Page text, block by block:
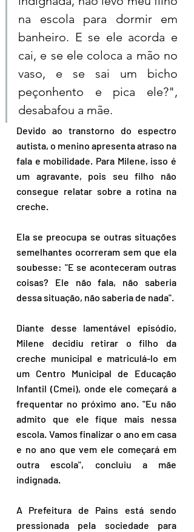
na escola para dormir em
banheiro. E se ele acorda e
cai, e se ele coloca a mão no
vaso, e se sai um bicho
peçonhento e pica ele?",
desabafou a mãe.
Devido ao transtorno do espectro
autista, o menino apresenta atraso na
fala e mobilidade. Para Milene, isso é
um agravante, pois seu filho não
consegue relatar sobre a rotina na
creche.
Ela se preocupa se outras situações
semelhantes ocorreram sem que ela
soubesse: "E se aconteceram outras
coisas? Ele não fala, não saberia
dessa situação, não saberia de nada".
Diante desse lamentável episódio,
Milene decidiu retirar o filho da
creche municipal e matriculá-lo em
um Centro Municipal de Educação
Infantil (Cmei), onde ele começará a
frequentar no próximo ano. "Eu não
admito que ele fique mais nessa
escola. Vamos finalizar o ano em casa
e no ano que vem ele começará em
outra escola", concluiu a mãe
indignada.
A Prefeitura de Pains está sendo
pressionada pela sociedade para